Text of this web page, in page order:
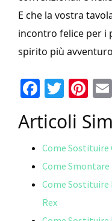
E che la vostra
incontro felice per i
spirito più
Fa
ce
b
o
o
k
T
wi
tt
er
Pi
nt
er
es
t
Articoli
Come Sostituire
Come
Come Sostituire
Rex